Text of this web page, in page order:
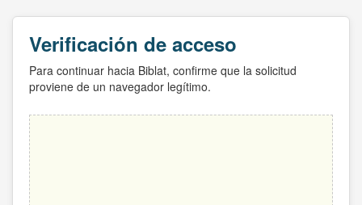
Verificación de acceso
Para continuar hacia Biblat, confirme que la solicitud
proviene de un navegador legítimo.